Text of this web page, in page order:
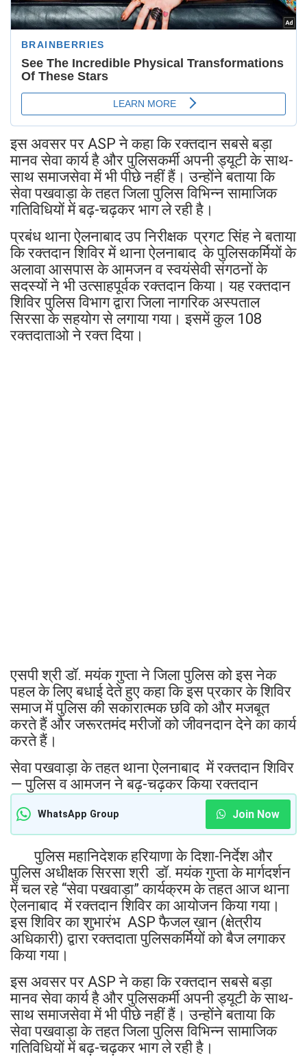
इस अवसर पर ASP ने कहा कि रक्तदान सबसे बड़ा
मानव सेवा कार्य है और पुलिसकर्मी अपनी ड्यूटी के साथ-
साथ समाजसेवा में भी पीछे नहीं हैं। उन्होंने बताया कि
सेवा पखवाड़ा के तहत जिला पुलिस विभिन्न सामाजिक
गतिविधियों में बढ़-चढ़कर भाग ले रही है।
प्रबंध थाना ऐलनाबाद उप निरीक्षक प्रगट सिंह ने बताया
कि रक्तदान शिविर में थाना ऐलनाबाद के पुलिसकर्मियों के
अलावा आसपास के आमजन व स्वयंसेवी संगठनों के
सदस्यों ने भी उत्साहपूर्वक रक्तदान किया। यह रक्तदान
शिविर पुलिस विभाग द्वारा जिला नागरिक अस्पताल
सिरसा के सहयोग से लगाया गया। इसमें कुल 108
रक्तदाताओ ने रक्त दिया।
एसपी श्री डॉ. मयंक गुप्ता ने जिला पुलिस को इस नेक
पहल के लिए बधाई देते हुए कहा कि इस प्रकार के शिविर
समाज में पुलिस की सकारात्मक छवि को और मजबूत
करते हैं और जरूरतमंद मरीजों को जीवनदान देने का कार्य
करते हैं।
सेवा पखवाड़ा के तहत थाना ऐलनाबाद में रक्तदान शिविर
— पुलिस व आमजन ने बढ़-चढ़कर किया रक्तदान
WhatsApp Group Join Now
पुलिस महानिदेशक हरियाणा के दिशा-निर्देश और
पुलिस अधीक्षक सिरसा श्री डॉ. मयंक गुप्ता के मार्गदर्शन
में चल रहे “सेवा पखवाड़ा” कार्यक्रम के तहत आज थाना
ऐलनाबाद में रक्तदान शिविर का आयोजन किया गया।
इस शिविर का शुभारंभ ASP फैजल ख़ान (क्षेत्रीय
अधिकारी) द्वारा रक्तदाता पुलिसकर्मियों को बैज लगाकर
किया गया।
इस अवसर पर ASP ने कहा कि रक्तदान सबसे बड़ा
मानव सेवा कार्य है और पुलिसकर्मी अपनी ड्यूटी के साथ-
साथ समाजसेवा में भी पीछे नहीं हैं। उन्होंने बताया कि
सेवा पखवाड़ा के तहत जिला पुलिस विभिन्न सामाजिक
गतिविधियों में बढ़-चढ़कर भाग ले रही है।